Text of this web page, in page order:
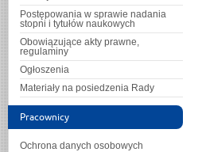
Postępowania w sprawie nadania
stopni i tytułów naukowych
Obowiązujące akty prawne,
regulaminy
Ogłoszenia
Materiały na posiedzenia Rady
Pracownicy
Ochrona danych osobowych